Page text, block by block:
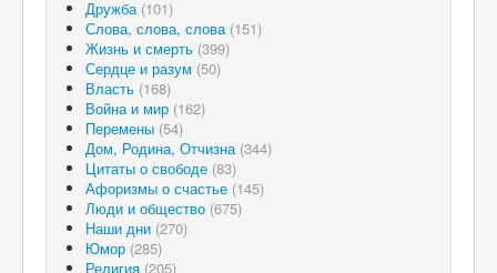
Дружба (101)
Слова, слова, слова (151)
Жизнь и смерть (399)
Сердце и разум (50)
Власть (168)
Война и мир (162)
Перемены (54)
Дом, Родина, Отчизна (344)
Цитаты о свободе (83)
Афоризмы о счастье (145)
Люди и общество (675)
Наши дни (270)
Юмор (285)
Религия (205)